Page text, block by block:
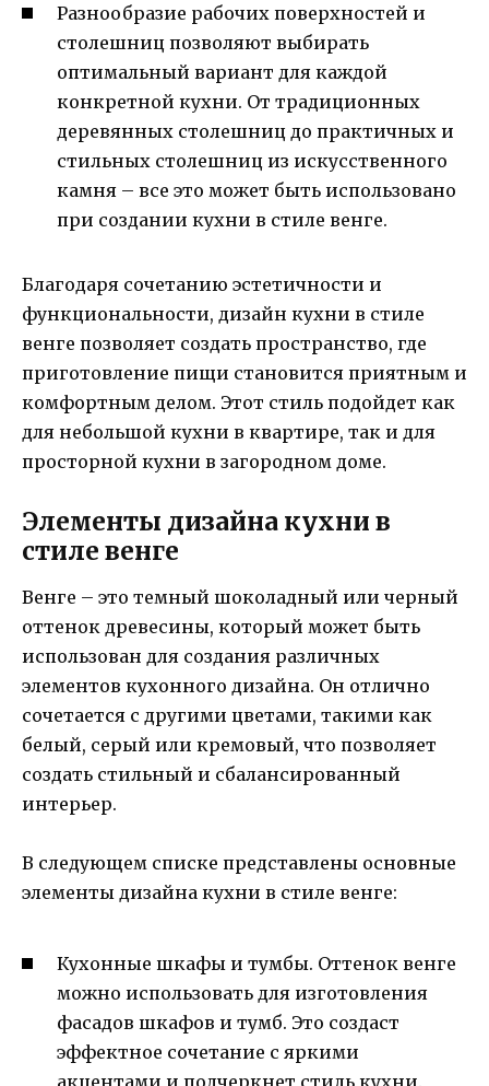
Разнообразие рабочих поверхностей и
столешниц позволяют выбирать
оптимальный вариант для каждой
конкретной кухни. От традиционных
деревянных столешниц до практичных и
стильных столешниц из искусственного
камня – все это может быть использовано
при создании кухни в стиле венге.
Благодаря сочетанию эстетичности и
функциональности, дизайн кухни в стиле
венге позволяет создать пространство, где
приготовление пищи становится приятным и
комфортным делом. Этот стиль подойдет как
для небольшой кухни в квартире, так и для
просторной кухни в загородном доме.
Элементы дизайна кухни в
стиле венге
Венге – это темный шоколадный или черный
оттенок древесины, который может быть
использован для создания различных
элементов кухонного дизайна. Он отлично
сочетается с другими цветами, такими как
белый, серый или кремовый, что позволяет
создать стильный и сбалансированный
интерьер.
В следующем списке представлены основные
элементы дизайна кухни в стиле венге:
Кухонные шкафы и тумбы. Оттенок венге
можно использовать для изготовления
фасадов шкафов и тумб. Это создаст
эффектное сочетание с яркими